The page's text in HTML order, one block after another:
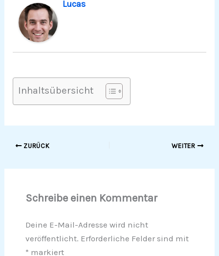
Lucas
Inhaltsübersicht
ZURÜCK WEITER
Schreibe einen Kommentar
Deine E-Mail-Adresse wird nicht
veröffentlicht. Erforderliche Felder sind mit
* markiert